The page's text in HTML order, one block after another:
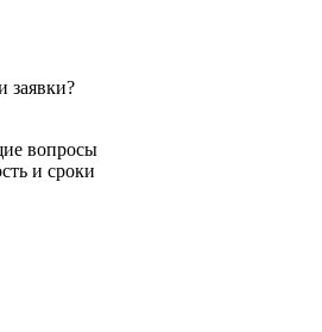
заявки?
вопросы
и сроки